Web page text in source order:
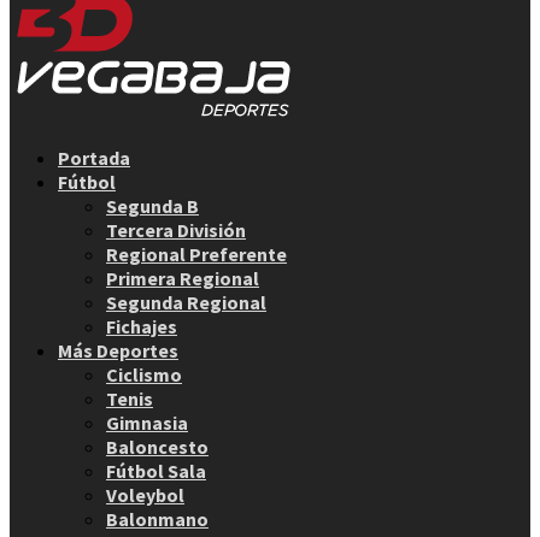
Portada
Fútbol
Segunda B
Tercera División
Regional Preferente
Primera Regional
Segunda Regional
Fichajes
Más Deportes
Ciclismo
Tenis
Gimnasia
Baloncesto
Fútbol Sala
Voleybol
Balonmano